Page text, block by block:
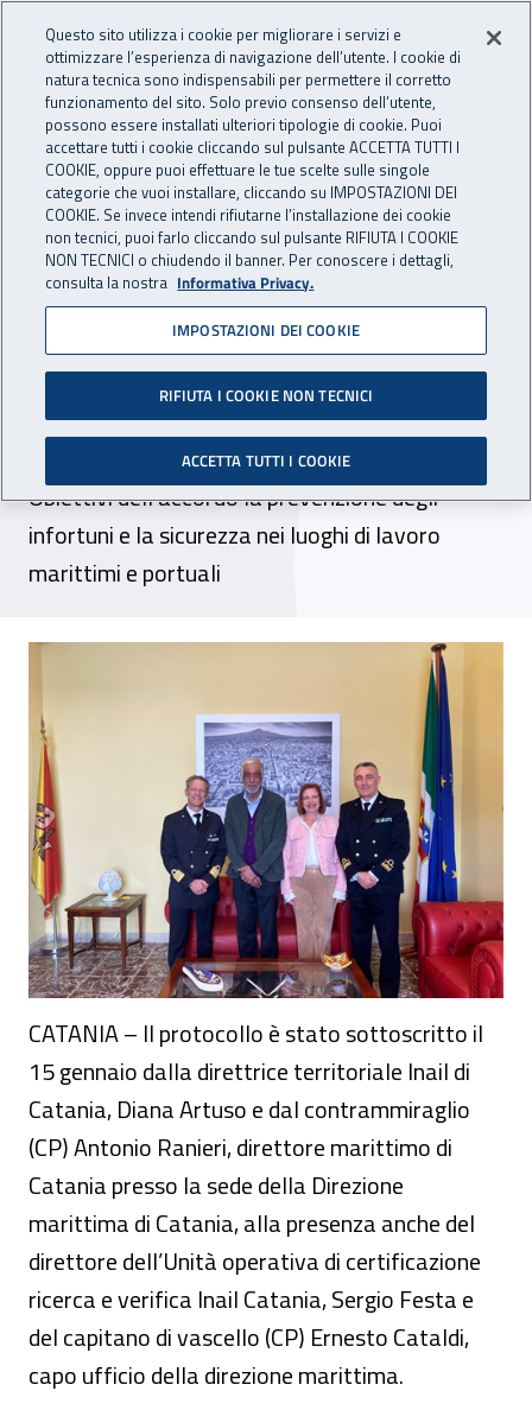
INAIL - Istituto Nazionale
Apri cerca
Navigazione principale
Navigazione - Ti trovi in:
Home Inail comunica News
17 gennaio 2025
A Catania firmato il
protocollo d’intesa tra Inail
e Direzione marittima
Obiettivi dell’accordo la prevenzione degli
infortuni e la sicurezza nei luoghi di lavoro
marittimi e portuali
A Catania firmato il protocollo d’intesa
CATANIA – Il protocollo è stato sottoscritto il
15 gennaio dalla direttrice territoriale Inail di
Catania, Diana Artuso e dal contrammiraglio
(CP) Antonio Ranieri, direttore marittimo di
Catania presso la sede della Direzione
marittima di Catania, alla presenza anche del
direttore dell’Unità operativa di certificazione
ricerca e verifica Inail Catania, Sergio Festa e
del capitano di vascello (CP) Ernesto Cataldi,
capo ufficio della direzione marittima.
Questo sito utilizza i cookie per migliorare i servizi e
ottimizzare l’esperienza di navigazione dell’utente. I cookie di
natura tecnica sono indispensabili per permettere il corretto
funzionamento del sito. Solo previo consenso dell’utente,
possono essere installati ulteriori tipologie di cookie. Puoi
accettare tutti i cookie cliccando sul pulsante ACCETTA TUTTI I
COOKIE, oppure puoi effettuare le tue scelte sulle singole
categorie che vuoi installare, cliccando su IMPOSTAZIONI DEI
COOKIE. Se invece intendi rifiutarne l’installazione dei cookie
non tecnici, puoi farlo cliccando sul pulsante RIFIUTA I COOKIE
NON TECNICI o chiudendo il banner. Per conoscere i dettagli,
consulta la nostra Informativa Privacy.
IMPOSTAZIONI DEI COOKIE
RIFIUTA I COOKIE NON TECNICI
ACCETTA TUTTI I COOKIE